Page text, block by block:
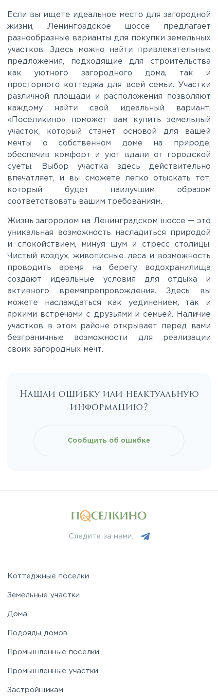
Рогачёвское
Симферопольское
Таракановское
Фряновское
Щелковское
Если вы ищете идеальное место для загородной
жизни, Ленинградское шоссе предлагает
разнообразные варианты для покупки земельных
участков. Здесь можно найти привлекательные
предложения, подходящие для строительства
как уютного загородного дома, так и
просторного коттеджа для всей семьи. Участки
различной площади и расположения позволяют
каждому найти свой идеальный вариант.
«Поселикино» поможет вам купить земельный
участок, который станет основой для вашей
мечты о собственном доме на природе,
обеспечив комфорт и уют вдали от городской
суеты. Выбор участка здесь действительно
впечатляет, и вы сможете легко отыскать тот,
который будет наилучшим образом
соответствовать вашим требованиям.
Жизнь загородом на Ленинградском шоссе — это
уникальная возможность насладиться природой
и спокойствием, минуя шум и стресс столицы.
Чистый воздух, живописные леса и возможность
проводить время на берегу водохранилища
создают идеальные условия для отдыха и
активного времяпрепровождения. Здесь вы
можете наслаждаться как уединением, так и
яркими встречами с друзьями и семьей. Наличие
участков в этом районе открывает перед вами
безграничные возможности для реализации
своих загородных мечт.
Нашли ошибку или неактуальную
информацию?
Сообщить об ошибке
Следите за нами:
Коттеджные поселки
Земельные участки
Дома
Подряды домов
Промышленные поселки
Промышленные участки
Застройщикам